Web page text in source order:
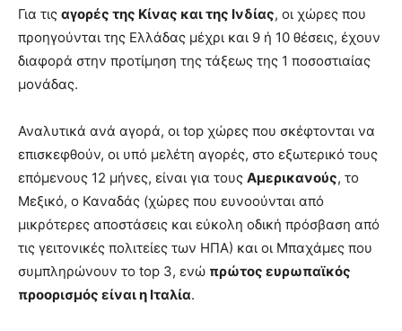
Για τις αγορές της Κίνας και της Ινδίας, οι χώρες που
προηγούνται της Ελλάδας μέχρι και 9 ή 10 θέσεις, έχουν
διαφορά στην προτίμηση της τάξεως της 1 ποσοστιαίας
μονάδας.
Αναλυτικά ανά αγορά, οι top χώρες που σκέφτονται να
επισκεφθούν, οι υπό μελέτη αγορές, στο εξωτερικό τους
επόμενους 12 μήνες, είναι για τους Αμερικανούς, το
Μεξικό, ο Καναδάς (χώρες που ευνοούνται από
μικρότερες αποστάσεις και εύκολη οδική πρόσβαση από
τις γειτονικές πολιτείες των ΗΠΑ) και οι Μπαχάμες που
συμπληρώνουν το top 3, ενώ πρώτος ευρωπαϊκός
προορισμός είναι η Ιταλία.